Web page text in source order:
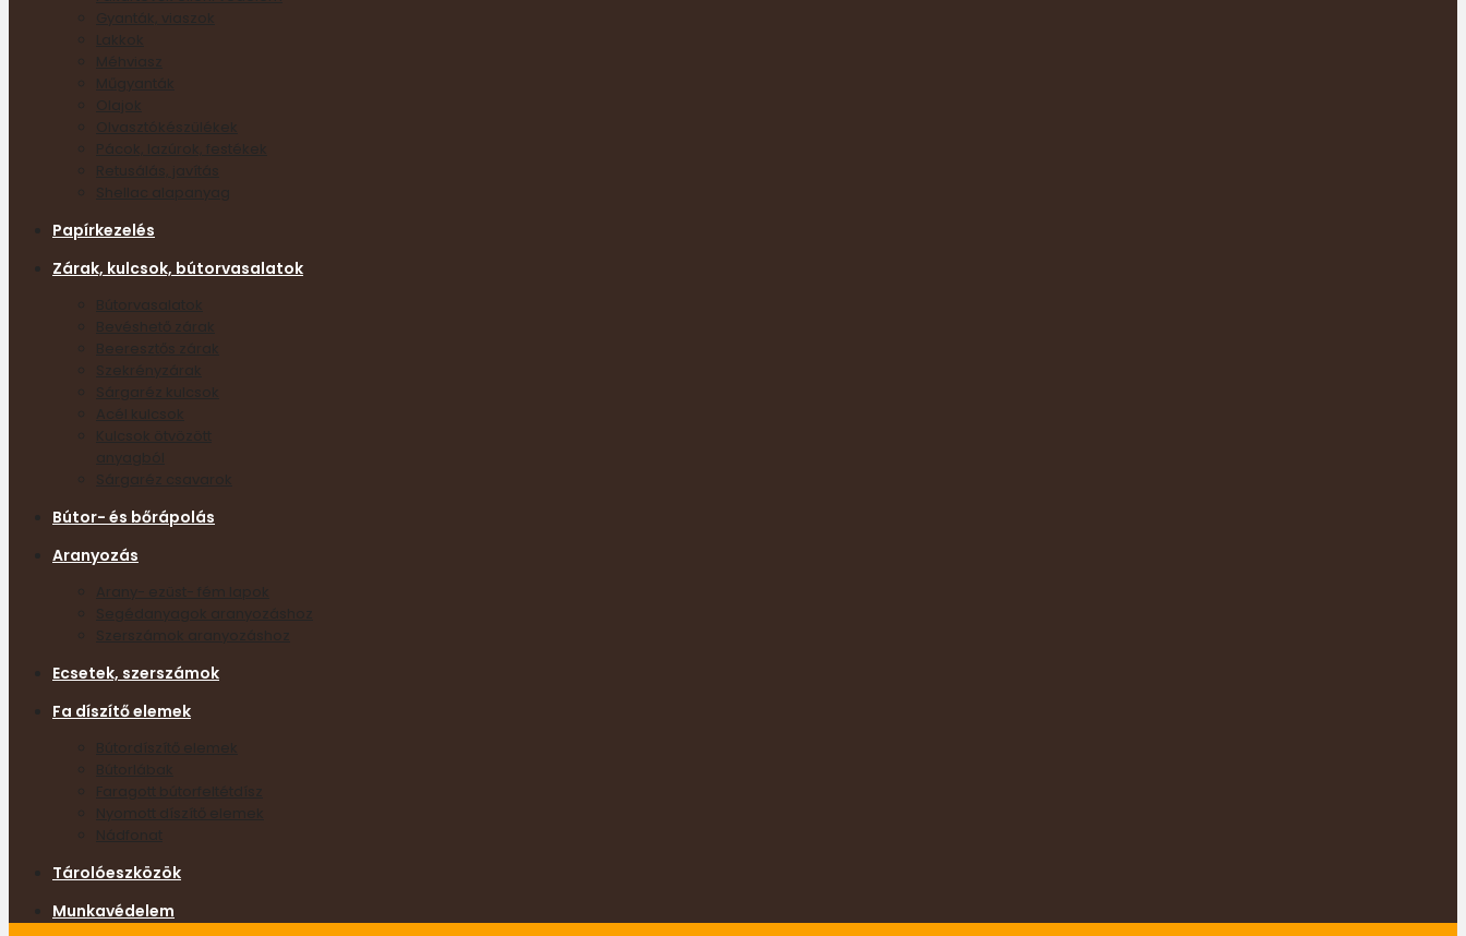
Gyanták, viaszok
Lakkok
Méhviasz
Műgyanták
Olajok
Olvasztókészülékek
Pácok, lazúrok, festékek
Retusálás, javítás
Papírkezelés
Zárak, kulcsok, bútorvasalatok
Bútorvasalatok
Bevéshető zárak
Beeresztős zárak
Szekrényzárak
Sárgaréz kulcsok
Acél kulcsok
Kulcsok ötvözött
Sárgaréz csavarok
Bútor- és bőrápolás
Aranyozás
Arany- ezüst- fém lapok
Segédanyagok aranyozáshoz
Szerszámok aranyozáshoz
Ecsetek, szerszámok
Fa díszítő elemek
Bútordíszítő elemek
Bútorlábak
Faragott bútorfeltétdísz
Nyomott díszítő elemek
Tárolóeszközök
Munkavédelem